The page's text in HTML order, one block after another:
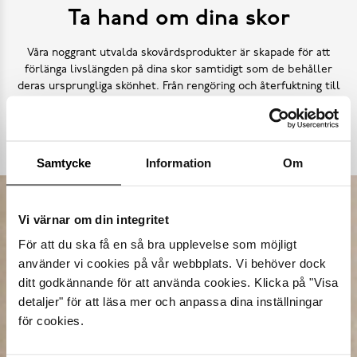
Samtycke Information Om
Vi värnar om din integritet
För att du ska få en så bra upplevelse som möjligt
använder vi cookies på vår webbplats. Vi behöver dock
ditt godkännande för att använda cookies. Klicka på "Visa
detaljer" för att läsa mer och anpassa dina inställningar
för cookies.
Ta hand om dina skor
Våra noggrant utvalda skovårdsprodukter är skapade för att
förlänga livslängden på dina skor samtidigt som de behåller
deras ursprungliga skönhet. Från rengöring och återfuktning till